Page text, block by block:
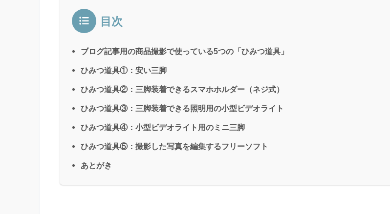
目次
ブログ記事用の商品撮影で使っている5つの「ひみつ道具」
ひみつ道具①：安い三脚
ひみつ道具②：三脚装着できるスマホホルダー（ネジ式）
ひみつ道具③：三脚装着できる照明用の小型ビデオライト
ひみつ道具④：小型ビデオライト用のミニ三脚
ひみつ道具⑤：撮影した写真を編集するフリーソフト
あとがき